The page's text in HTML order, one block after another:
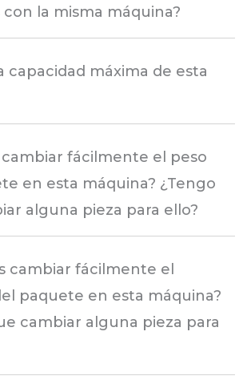
la misma máquina?
capacidad máxima de esta
fácilmente el peso
en esta máquina? ¿Tengo
alguna pieza para ello?
cambiar fácilmente el
paquete en esta máquina?
cambiar alguna pieza para